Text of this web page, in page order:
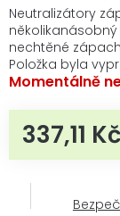
Neutralizátory
několikanásobný
nechtěné
Položka byla
Momentálně
337,11 Kč